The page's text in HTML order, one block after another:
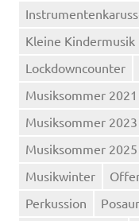
Kleine Kindermusik
Lockdowncounter
Musiksommer 2021
Musiksommer 2023
Musiksommer 2025
Musikwinter
Perkussion